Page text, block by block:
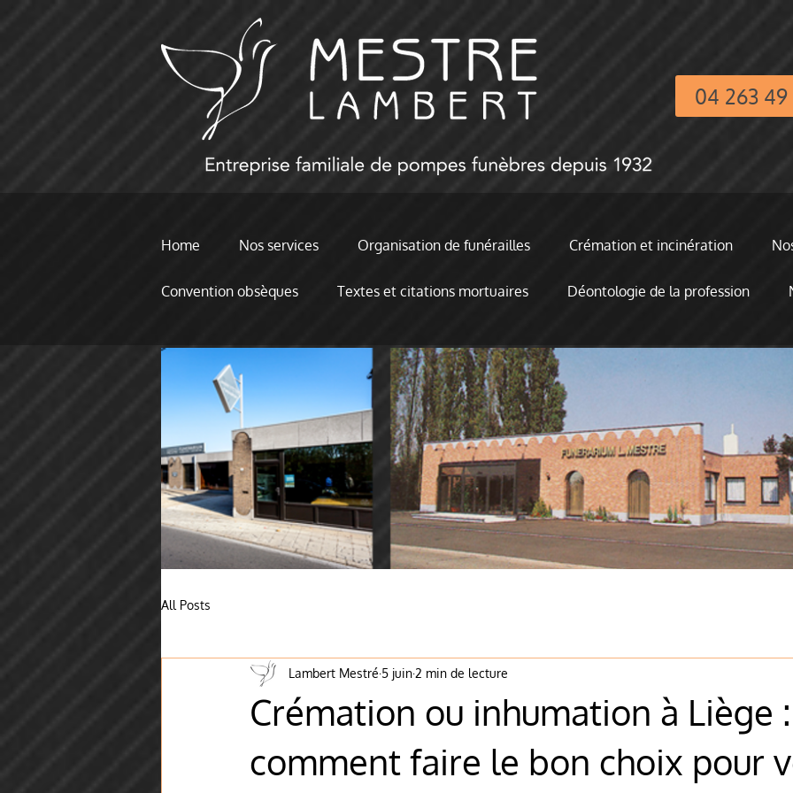
04 263 49
Home Nos services Organisation de funérailles Crémation et incinération
Convention obsèques Textes et citations mortuaires Déontologie de la profession
All Posts
Crémation ou inhumation à Liège :
comment faire le bon choix pour
Lambert Mestré 5 juin2 min de lecture